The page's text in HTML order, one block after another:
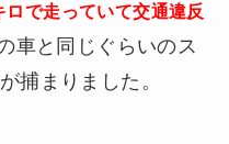
で走っていて交通違反
車と同じぐらいのス
捕まりました。